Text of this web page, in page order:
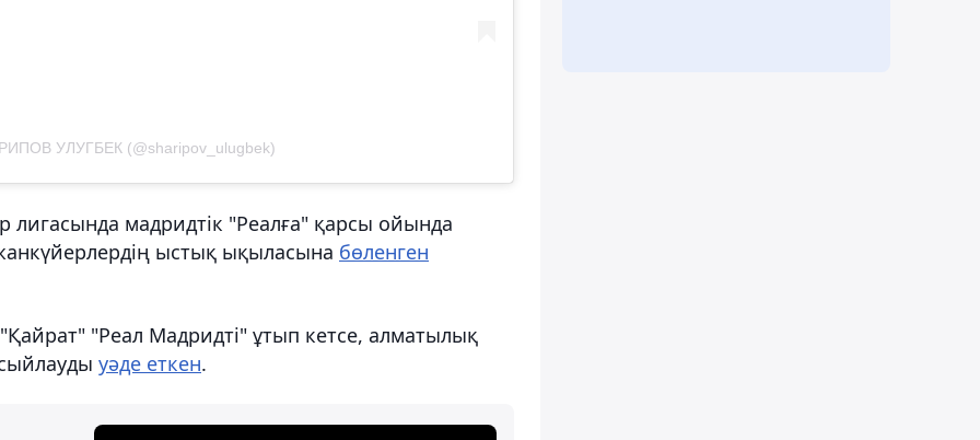
УЛУГБЕК (@sharipov_ulugbek)
мадридтік "Реалға" қарсы ойында
ыстық ықыласына бөленген
"Реал Мадридті" ұтып кетсе, алматылық
уәде еткен.